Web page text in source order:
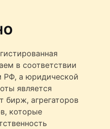
в соответствии
РФ, а юридической
является
бирж, агрегаторов
которые